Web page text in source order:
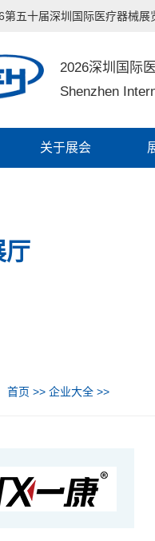
五十届深圳国际医疗器械展
2026深圳国际
Shenzhen
关于展会
厅
首页 >> 企业大全 >>